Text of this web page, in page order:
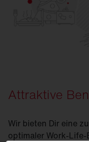
Attraktive
Wir bieten Dir eine
optimaler Work-Life-